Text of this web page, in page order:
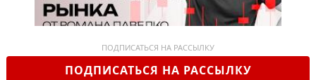
ПОДПИСАТЬСЯ НА РАССЫЛКУ
ПОДПИСАТЬСЯ НА РАССЫЛКУ